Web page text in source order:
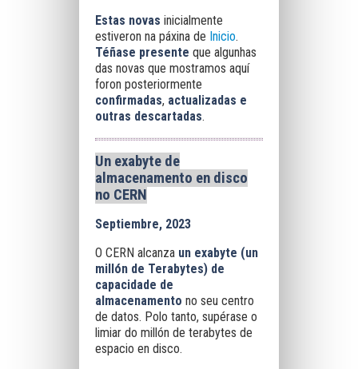
Estas novas inicialmente
estiveron na páxina de Inicio.
Téñase presente que algunhas
das novas que mostramos aquí
foron posteriormente
confirmadas, actualizadas e
outras descartadas.
Un exabyte de
almacenamento en disco
no CERN
Septiembre, 2023
O CERN alcanza un exabyte (un
millón de Terabytes) de
capacidade de
almacenamento no seu centro
de datos. Polo tanto, supérase o
limiar do millón de terabytes de
espacio en disco.